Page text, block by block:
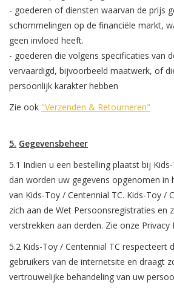
- goederen of diensten waarvan de prijs
schommelingen op de financiële markt,
geen invloed heeft.
- goederen die volgens specificaties van
vervaardigd, bijvoorbeeld maatwerk, of
persoonlijk karakter hebben
Zie ook "Verzenden & Retourneren"
5. Gegevensbeheer
5.1 Indien u een bestelling plaatst bij
dan worden uw gegevens opgenomen in
van Kids-Toy / Centennial TC. Kids-Toy /
zich aan de Wet Persoonsregistraties en
verstrekken aan derden. Zie onze Privacy
5.2 Kids-Toy / Centennial TC respecteert
gebruikers van de internetsite en draagt
vertrouwelijke behandeling van uw